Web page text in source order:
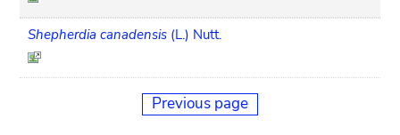
Shepherdia canadensis (L.) Nutt.
Previous page